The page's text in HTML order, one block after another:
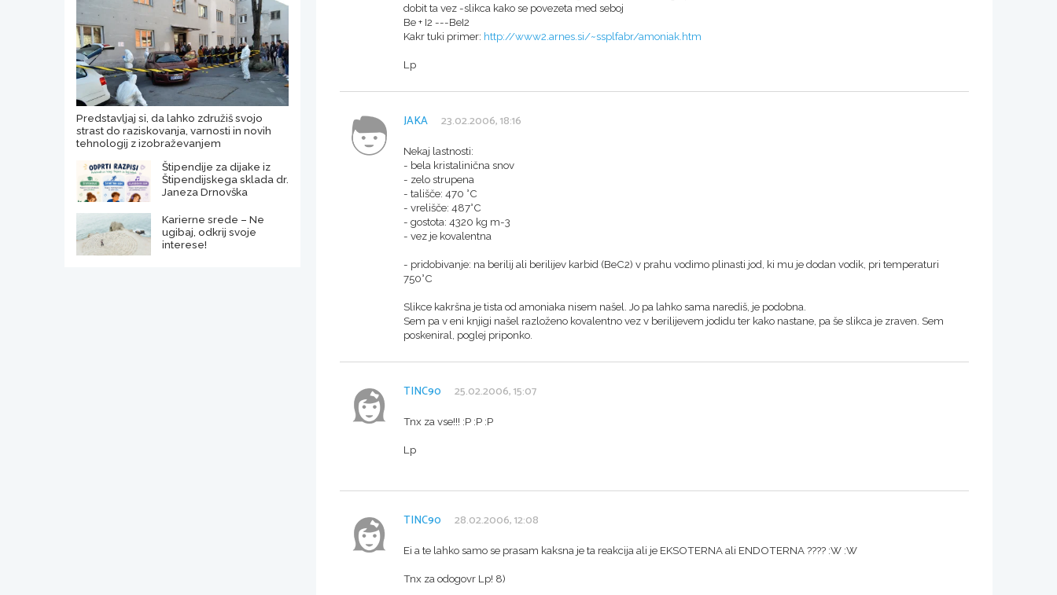
dobit ta vez -slikca kako se povezeta med seboj
Be + I2 ---BeI2
Kakr tuki primer: http://www2.arnes.si/~ssplfabr/amoniak.htm
Lp
JAKA 23.02.2006, 18:16
Nekaj lastnosti:
- bela kristalinična snov
- zelo strupena
- tališče: 470 °C
- vrelišče: 487°C
- gostota: 4320 kg m-3
- vez je kovalentna
- pridobivanje: na berilij ali berilijev karbid (BeC2) v prahu vodimo plinasti jod, ki mu je dodan vodik, pri temperaturi
750°C
Slikce kakršna je tista od amoniaka nisem našel. Jo pa lahko sama narediš, je podobna.
Sem pa v eni knjigi našel razloženo kovalentno vez v berilijevem jodidu ter kako nastane, pa še slikca je zraven. Sem
poskeniral, poglej priponko.
TINC90 25.02.2006, 15:07
Tnx za vse!!! :P :P :P
Lp
TINC90 28.02.2006, 12:08
Ei a te lahko samo se prasam kaksna je ta reakcija ali je EKSOTERNA ali ENDOTERNA ???? :W :W
Tnx za odogovr Lp! 8)
Predstavljaj si, da lahko združiš svojo
strast do raziskovanja, varnosti in novih
tehnologij z izobraževanjem
Štipendije za dijake iz
Štipendijskega sklada dr.
Janeza Drnovška
Karierne srede – Ne
ugibaj, odkrij svoje
interese!